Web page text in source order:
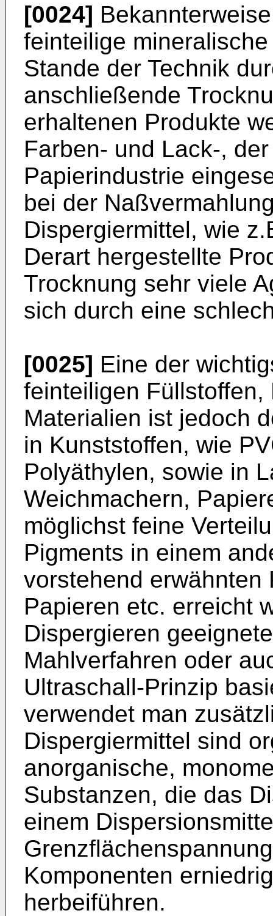
[0024]
feinteilige
Stande der Technik
anschließende
erhaltenen Produkte
Farben- und Lack-,
Papierindustrie
bei der
Dispergiermittel, wie
Derart hergestellte
Trocknung sehr viele
sich durch eine
[0025] Eine der
feinteiligen
Materialien ist jedoch
in Kunststoffen, wie
Polyäthylen, sowie in
Weichmachern,
möglichst feine
Pigments in einem
vorstehend erwähnten
Papieren etc. erreicht
Dispergieren
Mahlverfahren oder
Ultraschall-Prinzip
verwendet man
Dispergiermittel sind
anorganische,
Substanzen, die das
einem
Komponenten
herbeiführen.